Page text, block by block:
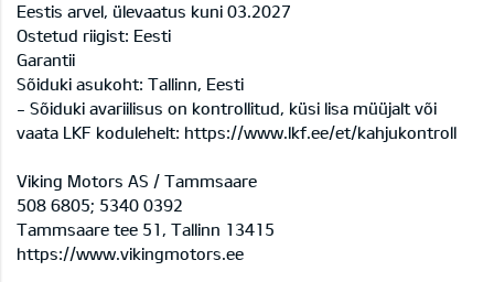
Eestis arvel, ülevaatus kuni 03.2027
Ostetud riigist: Eesti
Garantii
Sõiduki asukoht: Tallinn, Eesti
- Sõiduki avariilisus on kontrollitud, küsi lisa müüjalt või
vaata LKF kodulehelt: https://www.lkf.ee/et/kahjukontroll
Viking Motors AS / Tammsaare
508 6805; 5340 0392
Tammsaare tee 51, Tallinn 13415
https://www.vikingmotors.ee